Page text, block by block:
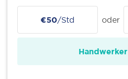
€50/Std oder
Handwerker